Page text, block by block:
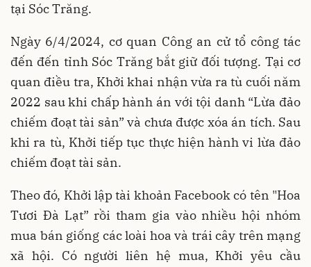
tại Sóc Trăng.
Ngày 6/4/2024, cơ quan Công an cử tổ công tác
đến đến tỉnh Sóc Trăng bắt giữ đối tượng. Tại cơ
quan điều tra, Khởi khai nhận vừa ra tù cuối năm
2022 sau khi chấp hành án với tội danh “Lừa đảo
chiếm đoạt tài sản” và chưa được xóa án tích. Sau
khi ra tù, Khởi tiếp tục thực hiện hành vi lừa đảo
chiếm đoạt tài sản.
Theo đó, Khởi lập tài khoản Facebook có tên "Hoa
Tươi Đà Lạt” rồi tham gia vào nhiều hội nhóm
mua bán giống các loài hoa và trái cây trên mạng
xã hội. Có người liên hệ mua, Khởi yêu cầu